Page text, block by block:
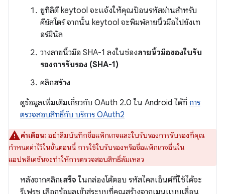
ยูทิลิตี keytool จะแจ้งให้คุณป้อนรหัสผ่านสำหรับ
คีย์สโตร์ จากนั้น keytool จะพิมพ์ลายนิ้วมือไปยังเท
อร์มินัล
วางลายนิ้วมือ SHA-1 ลงในช่องลายนิ้วมือของใบรับ
รองการรับรอง (SHA-1)
คลิกสร้าง
ดูข้อมูลเพิ่มเติมเกี่ยวกับ OAuth 2.0 ใน Android ได้ที่ การ
ตรวจสอบสิทธิ์กับ บริการ OAuth2
คำเตือน: อย่าลืมบันทึกชื่อแพ็กเกจและใบรับรองการรับรองที่คุณ
กำหนดค่าไว้ในขั้นตอนนี้ การใช้ใบรับรองหรือชื่อแพ็กเกจอื่นใน
แอปพลิเคชันจะทำให้การตรวจสอบสิทธิ์ล้มเหลว
หลังจากคลิกเสร็จ ในกล่องโต้ตอบ รหัสไคลเอ็นต์ที่ใช้ได้จะ
รีเฟรช เลือกข้อมูลเข้าสู่ระบบที่คุณสร้างจากเมนูแบบเลื่อน